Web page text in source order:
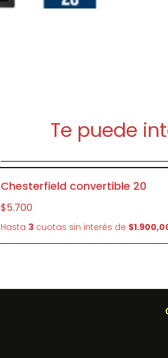
Te puede
P164
Chesterfield convertible 20
$5.700
Hasta 3 cuotas sin interés de